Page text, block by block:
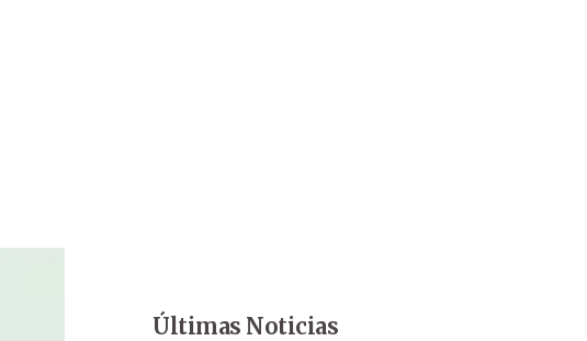
Últimas Noticias